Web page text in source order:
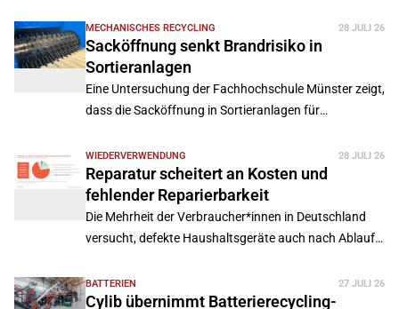
MECHANISCHES RECYCLING 28 JULI 26
Sacköffnung senkt Brandrisiko in
Sortieranlagen
Eine Untersuchung der Fachhochschule Münster zeigt,
dass die Sacköffnung in Sortieranlagen für
verringern kann.
WIEDERVERWENDUNG 28 JULI 26
Reparatur scheitert an Kosten und
fehlender Reparierbarkeit
Die Mehrheit der Verbraucher*innen in Deutschland
versucht, defekte Haushaltsgeräte auch nach Ablauf
BATTERIEN 27 JULI 26
Cylib übernimmt Batterierecycling-